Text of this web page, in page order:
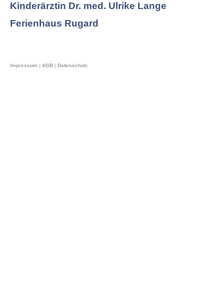
Kinderärztin Dr. med. Ulrike Lange
Ferienhaus Rugard
Impressum | AGB | Datenschutz